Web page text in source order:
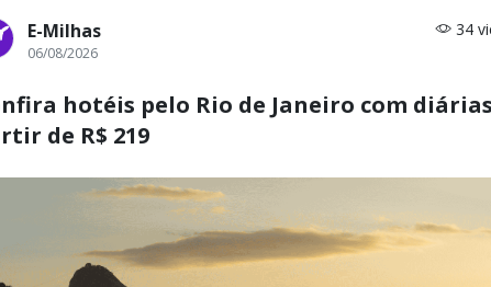
E-Milhas 34
06/08/2026
hotéis pelo Rio de Janeiro com
de R$ 219